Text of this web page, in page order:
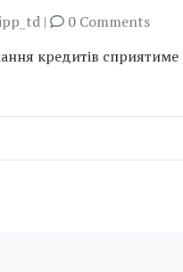
|
0 Comments
кредитів сприятиме